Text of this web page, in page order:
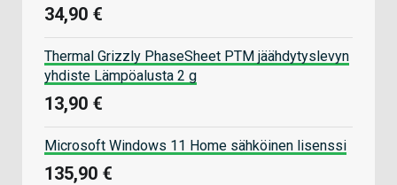
34,90 €
Thermal Grizzly PhaseSheet PTM jäähdytyslevyn
yhdiste Lämpöalusta 2 g
13,90 €
Microsoft Windows 11 Home sähköinen lisenssi
135,90 €